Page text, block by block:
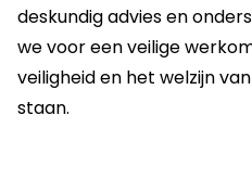
deskundig advies en
we voor een veilige
veiligheid en het welzijn
staan.